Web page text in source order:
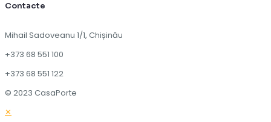
Contacte
Mihail Sadoveanu 1/1, Chișinău
+373 68 551 100
+373 68 551 122
© 2023 CasaPorte
✕